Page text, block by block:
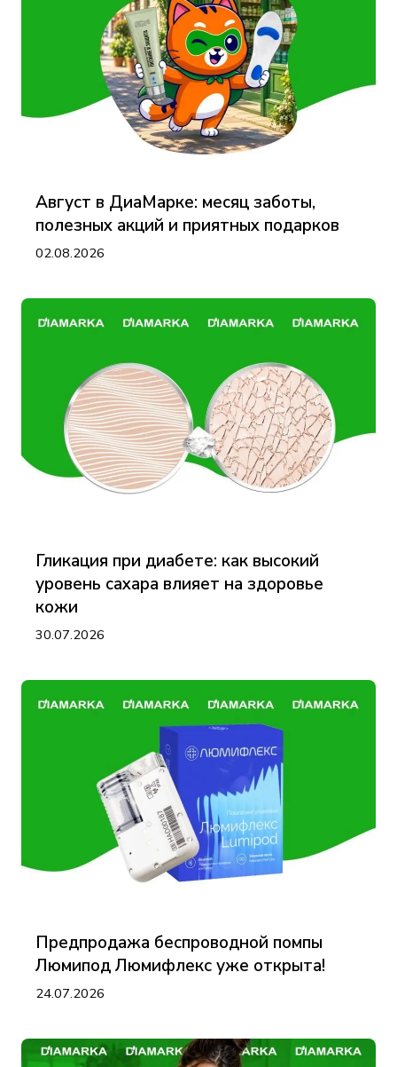
Август в ДиаМарке: месяц заботы,
полезных акций и приятных подарков
02.08.2026
Гликация при диабете: как высокий
уровень сахара влияет на здоровье
кожи
30.07.2026
Предпродажа беспроводной помпы
Люмипод Люмифлекс уже открыта!
24.07.2026